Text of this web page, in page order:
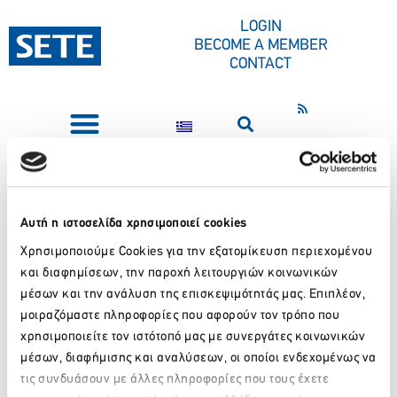
Αυτή η ιστοσελίδα χρησιμοποιεί cookies
Χρησιμοποιούμε Cookies για την εξατομίκευση περιεχομένου
και διαφημίσεων, την παροχή λειτουργιών κοινωνικών
μέσων και την ανάλυση της επισκεψιμότητάς μας. Επιπλέον,
μοιραζόμαστε πληροφορίες που αφορούν τον τρόπο που
χρησιμοποιείτε τον ιστότοπό μας με συνεργάτες κοινωνικών
μέσων, διαφήμισης και αναλύσεων, οι οποίοι ενδεχομένως να
τις συνδυάσουν με άλλες πληροφορίες που τους έχετε
LOGIN
BECOME A MEMBER
CONTACT
ASSOCIATION OF
HELLENIC OUTDOOR
ACTIVITIES
ENTERPRISES